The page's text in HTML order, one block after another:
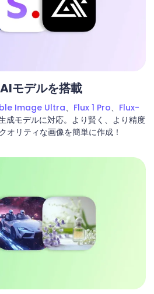
モデルを搭載
Image Ultra、 Flux 1 Pro、 Flux-
成モデルに対応。より賢く、より精度
オリティな画像を簡単に作成！